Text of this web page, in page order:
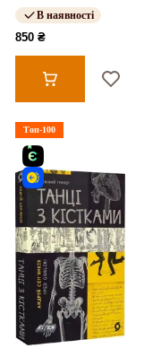
В наявності
850 ₴
Топ-100